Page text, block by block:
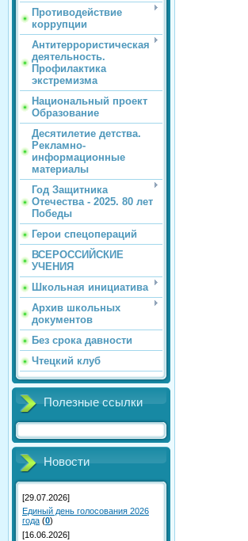
Противодействие
коррупции
Антитеррористическая
деятельность.
Профилактика
экстремизма
Национальный проект
Образование
Десятилетие детства.
Рекламно-
информационные
материалы
Год Защитника
Отечества - 2025. 80 лет
Победы
Герои спецопераций
ВСЕРОССИЙСКИЕ
УЧЕНИЯ
Школьная инициатива
Архив школьных
документов
Без срока давности
Чтецкий клуб
Полезные ссылки
Новости
[29.07.2026]
Единый день голосования 2026
года (0)
[16.06.2026]